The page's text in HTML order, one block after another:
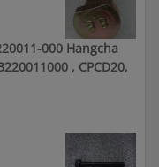
000 Hangcha
, CPCD20,